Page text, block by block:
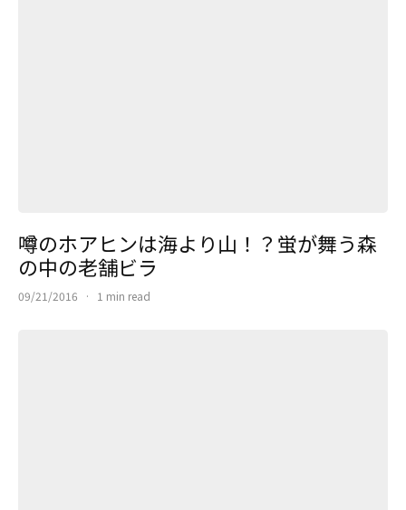
噂のホアヒンは海より山！？蛍が舞う森
の中の老舗ビラ
09/21/2016 · 1 min read